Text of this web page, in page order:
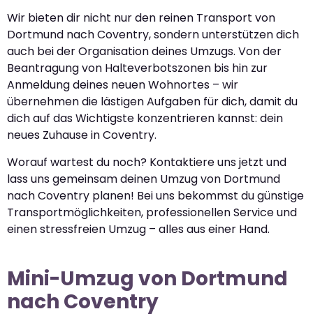
Wir bieten dir nicht nur den reinen Transport von
Dortmund nach Coventry, sondern unterstützen dich
auch bei der Organisation deines Umzugs. Von der
Beantragung von Halteverbotszonen bis hin zur
Anmeldung deines neuen Wohnortes – wir
übernehmen die lästigen Aufgaben für dich, damit du
dich auf das Wichtigste konzentrieren kannst: dein
neues Zuhause in Coventry.
Worauf wartest du noch? Kontaktiere uns jetzt und
lass uns gemeinsam deinen Umzug von Dortmund
nach Coventry planen! Bei uns bekommst du günstige
Transportmöglichkeiten, professionellen Service und
einen stressfreien Umzug – alles aus einer Hand.
Mini-Umzug von Dortmund
nach Coventry